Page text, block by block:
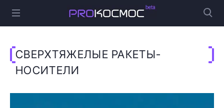
СВЕРХТЯЖЕЛЫЕ РАКЕТЫ-
НОСИТЕЛИ